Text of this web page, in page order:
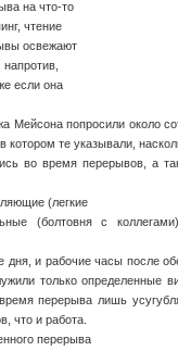
на что-то
чтение
освежают
если она
Мейсона попросили около
котором те указывали,
во время перерывов, а
(легкие
(болтовня с
дня, и рабочие часы после
только определенные
перерыва лишь
что и работа.
перерыва